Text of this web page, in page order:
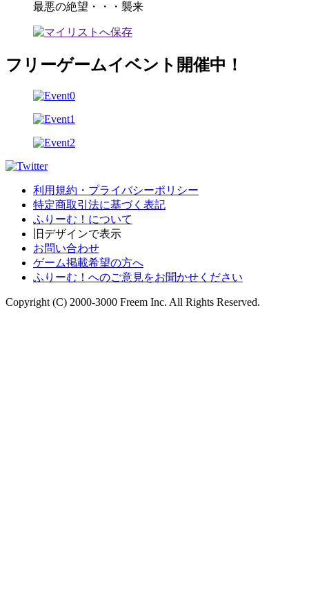
最悪の絶望・・・襲来
フリーゲームイベント開催中！
利用規約・プライバシーポリシー
特定商取引法に基づく表記
ふりーむ！について
旧デザインで表示
お問い合わせ
ゲーム掲載希望の方へ
ふりーむ！へのご意見をお聞かせください
Copyright (C) 2000-3000 Freem Inc. All Rights Reserved.